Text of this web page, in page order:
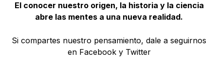
El conocer nuestro origen, la historia y la ciencia
abre las mentes a una nueva realidad.
Si compartes nuestro pensamiento, dale a seguirnos
en Facebook y Twitter